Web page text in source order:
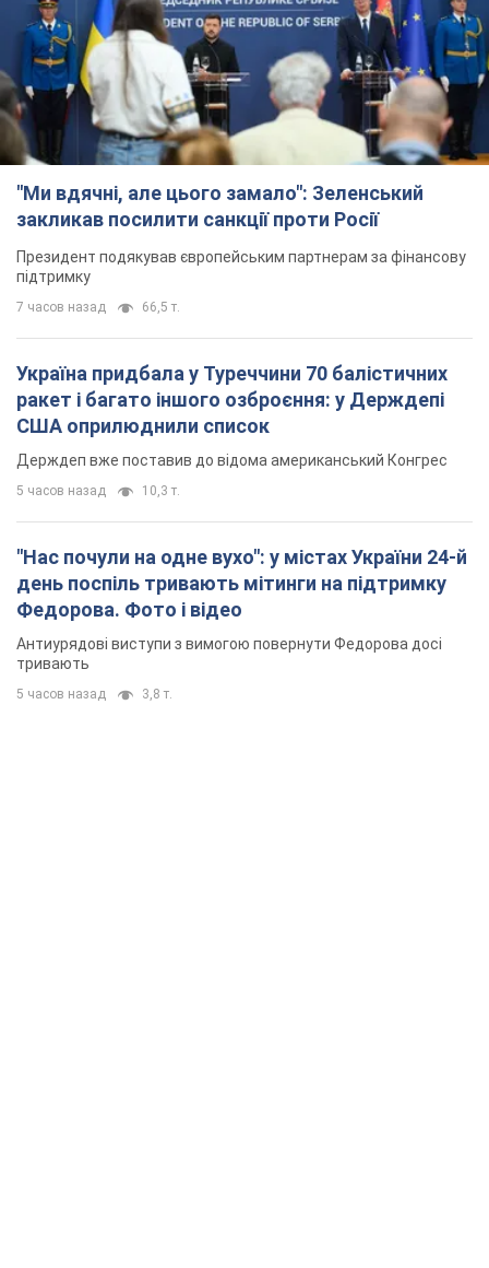
"Ми вдячні, але цього замало": Зеленський
закликав посилити санкції проти Росії
Президент подякував європейським партнерам за фінансову
підтримку
7 часов назад 66,5 т.
Україна придбала у Туреччини 70 балістичних
ракет і багато іншого озброєння: у Держдепі
США оприлюднили список
Держдеп вже поставив до відома американський Конгрес
5 часов назад 10,3 т.
"Нас почули на одне вухо": у містах України 24-й
день поспіль тривають мітинги на підтримку
Федорова. Фото і відео
Антиурядові виступи з вимогою повернути Федорова досі
тривають
5 часов назад 3,8 т.